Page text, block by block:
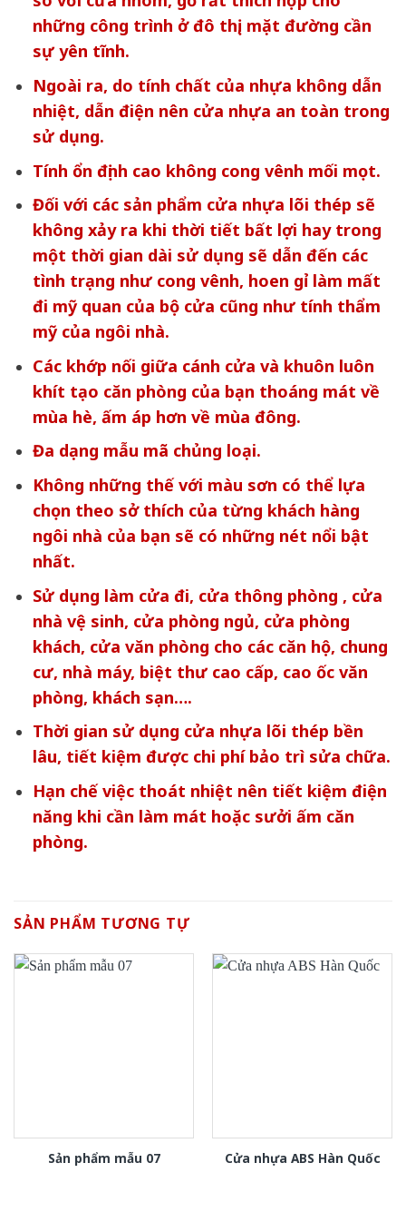
những công trình ở đô thị, mặt đường cần
sự yên tĩnh.
Ngoài ra, do tính chất của nhựa không dẫn
nhiệt, dẫn điện nên cửa nhựa an toàn trong
sử dụng.
Tính ổn định cao không cong vênh mối mọt.
Đối với các sản phẩm cửa nhựa lõi thép sẽ
không xảy ra khi thời tiết bất lợi hay trong
một thời gian dài sử dụng sẽ dẫn đến các
tình trạng như cong vênh, hoen gỉ làm mất
đi mỹ quan của bộ cửa cũng như tính thẩm
mỹ của ngôi nhà.
Các khớp nối giữa cánh cửa và khuôn luôn
khít tạo căn phòng của bạn thoáng mát về
mùa hè, ấm áp hơn về mùa đông.
Đa dạng mẫu mã chủng loại.
Không những thế với màu sơn có thể lựa
chọn theo sở thích của từng khách hàng
ngôi nhà của bạn sẽ có những nét nổi bật
nhất.
Sử dụng làm cửa đi, cửa thông phòng , cửa
nhà vệ sinh, cửa phòng ngủ, cửa phòng
khách, cửa văn phòng cho các căn hộ, chung
cư, nhà máy, biệt thư cao cấp, cao ốc văn
phòng, khách sạn….
Thời gian sử dụng cửa nhựa lõi thép bền
lâu, tiết kiệm được chi phí bảo trì sửa chữa.
Hạn chế việc thoát nhiệt nên tiết kiệm điện
năng khi cần làm mát hoặc sưởi ấm căn
phòng.
SẢN PHẨM TƯƠNG TỰ
Sản phẩm mẫu 07 Cửa nhựa ABS Hàn Quốc